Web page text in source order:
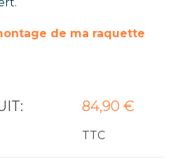
de ma raquette
84,90€
TTC